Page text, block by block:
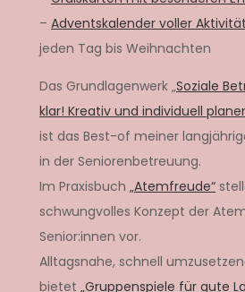
– Adventskalender voller
jeden Tag bis Weihnachten
Das Grundlagenwerk „Soziale
klar! Kreativ und individuell
ist das Best-of meiner
in der Seniorenbetreuung.
Im Praxisbuch „Atemfreude“
schwungvolles Konzept der
Senior:innen vor.
Alltagsnahe, schnell
bietet „Gruppenspiele für gute